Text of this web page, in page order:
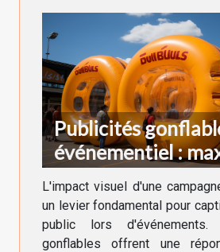
Publicités
événementiel :
visibilité
L'impact visuel d'une
un levier fondamental pour
public lors
gonflables offrent une